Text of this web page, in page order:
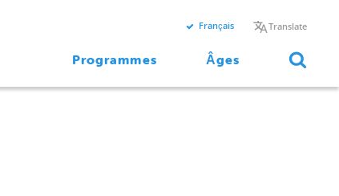
Français Translate
Programmes Âges